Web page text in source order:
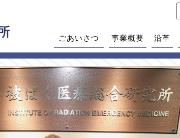
ごあいさつ 事業概要 沿革